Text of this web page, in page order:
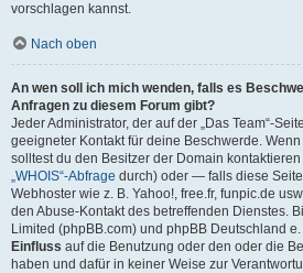
vorschlagen kannst.
Nach oben
An wen soll ich mich wenden, falls es
Anfragen zu diesem Forum gibt?
Jeder Administrator, der auf der „Das Team“-
geeigneter Kontakt für deine Beschwerde.
solltest du den Besitzer der Domain
„WHOIS“-Abfrage durch) oder — falls diese
Webhoster wie z. B. Yahoo!, free.fr, funpic.de
den Abuse-Kontakt des betreffenden Dienstes.
Limited (phpBB.com) und phpBB Deutschland
Einfluss auf die Benutzung oder den oder die
haben und dafür in keiner Weise zur